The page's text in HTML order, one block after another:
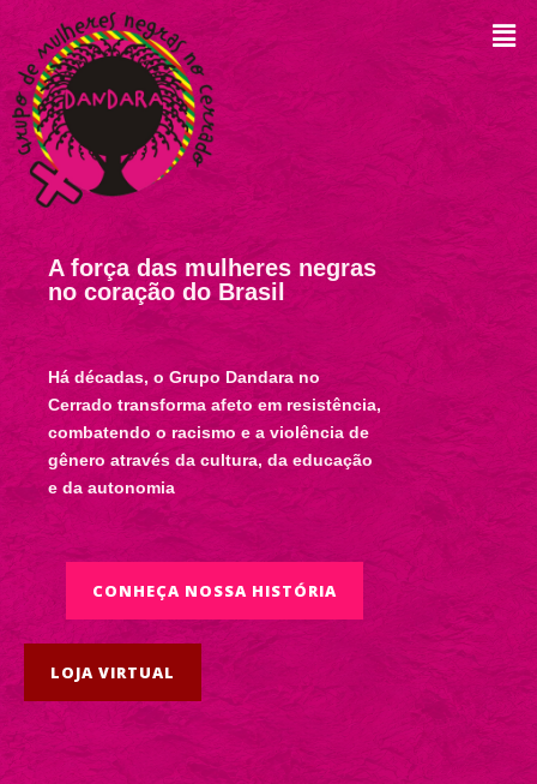
A força das mulheres negras
no coração do Brasil
Há décadas, o Grupo Dandara no
Cerrado transforma afeto em resistência,
combatendo o racismo e a violência de
gênero através da cultura, da educação
e da autonomia
CONHEÇA NOSSA HISTÓRIA
LOJA VIRTUAL